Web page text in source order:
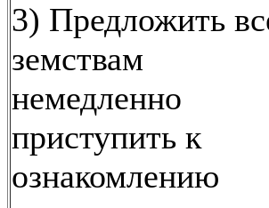
3) Предложить
земствам
немедленно
приступить к
ознакомлению